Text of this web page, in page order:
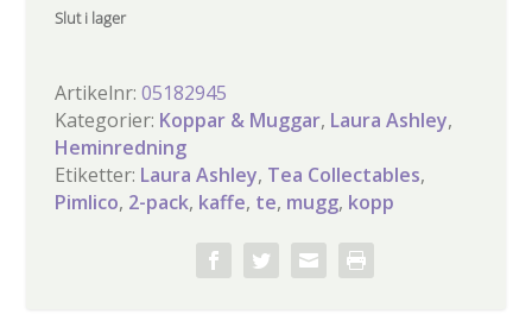
Slut i lager
Artikelnr:05182945
Kategorier: Koppar & Muggar, Laura Ashley,
Heminredning
Etiketter: Laura Ashley, Tea Collectables,
Pimlico, 2-pack, kaffe, te, mugg, kopp